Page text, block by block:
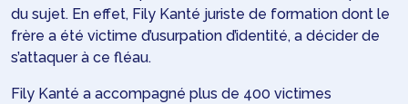
du sujet. En effet, Fily Kanté juriste de formation dont le
frère a été victime d’usurpation d’identité, a décider de
s’attaquer à ce fléau.
Fily Kanté a accompagné plus de 400 victimes